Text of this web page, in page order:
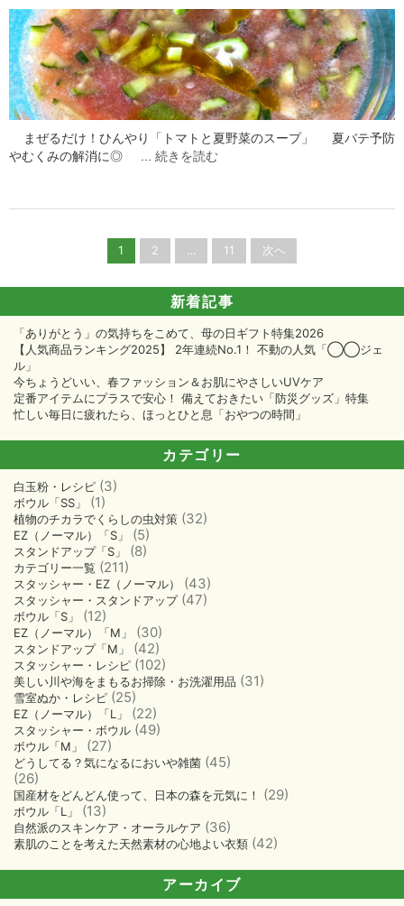
まぜるだけ！ひんやり「トマトと夏野菜のスープ」 夏バテ予防
やむくみの解消に◎ … 続きを読む
ナ
ゲ
ー
シ
ョ
ン
1 2 … 11 次へ
新着記事
「ありがとう」の気持ちをこめて、母の日ギフト特集2026
【人気商品ランキング2025】 2年連続No.1！ 不動の人気「◯◯ジェ
ル」
今ちょうどいい、春ファッション＆お肌にやさしいUVケア
定番アイテムにプラスで安心！ 備えておきたい「防災グッズ」特集
忙しい毎日に疲れたら、ほっとひと息「おやつの時間」
カテゴリー
白玉粉・レシピ (3)
ボウル「SS」 (1)
植物のチカラでくらしの虫対策 (32)
EZ（ノーマル）「S」 (5)
スタンドアップ「S」 (8)
カテゴリー一覧 (211)
スタッシャー・EZ（ノーマル） (43)
スタッシャー・スタンドアップ(47)
ボウル「S」 (12)
EZ（ノーマル）「M」 (30)
スタンドアップ「M」 (42)
スタッシャー・レシピ (102)
美しい川や海をまもるお掃除・お洗濯用品 (31)
雪室ぬか・レシピ (25)
EZ（ノーマル）「L」 (22)
スタッシャー・ボウル (49)
ボウル「M」 (27)
どうしてる？気になるにおいや雑菌 (45)
(26)
国産材をどんどん使って、日本の森を元気に！ (29)
ボウル「L」 (13)
自然派のスキンケア・オーラルケア (36)
素肌のことを考えた天然素材の心地よい衣類 (42)
アーカイブ